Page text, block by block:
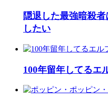
隠退した最強暗殺
したい
100年留年してるエ